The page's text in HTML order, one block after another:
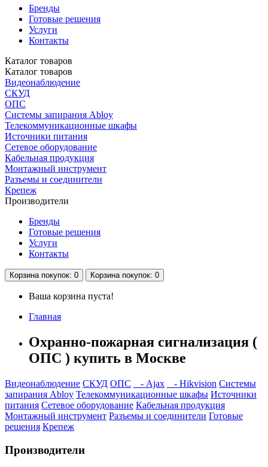
Бренды
Готовые решения
Услуги
Контакты
Каталог товаров
Каталог товаров
Видеонаблюдение
СКУД
ОПС
Системы запирания Abloy
Телекоммуникационные шкафы
Источники питания
Сетевое оборудование
Кабельная продукция
Монтажный инструмент
Разъемы и соединители
Крепеж
Производители
Бренды
Готовые решения
Услуги
Контакты
Корзинапокупок: 0 Корзинапокупок: 0
Ваша корзина пуста!
Главная
Охранно-пожарная сигнализация (
ОПС ) купить в Москве
Видеонаблюдение СКУД ОПС - Ajax - Hikvision Системы
запирания Abloy Телекоммуникационные шкафы Источники
питания Сетевое оборудование Кабельная продукция
Монтажный инструмент Разъемы и соединители Готовые
решения Крепеж
Производители